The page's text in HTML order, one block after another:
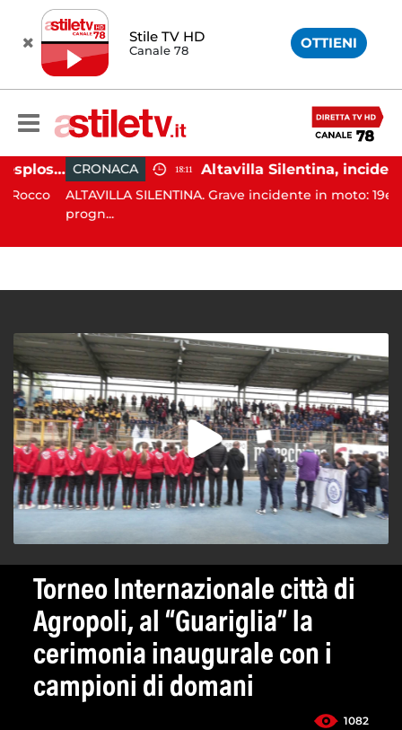
Stile TV HD
Canale 78 OTTIENI
Salerno, colpi di pistola esplosi a Pastena: paura tra i residenti CRONACA 18:11
ALTAVILLA SILENTINA. Grave incidente in moto: 19enne
progn...
Torneo Internazionale città di
Agropoli, al “Guariglia” la
cerimonia inaugurale con i
campioni di domani
1082